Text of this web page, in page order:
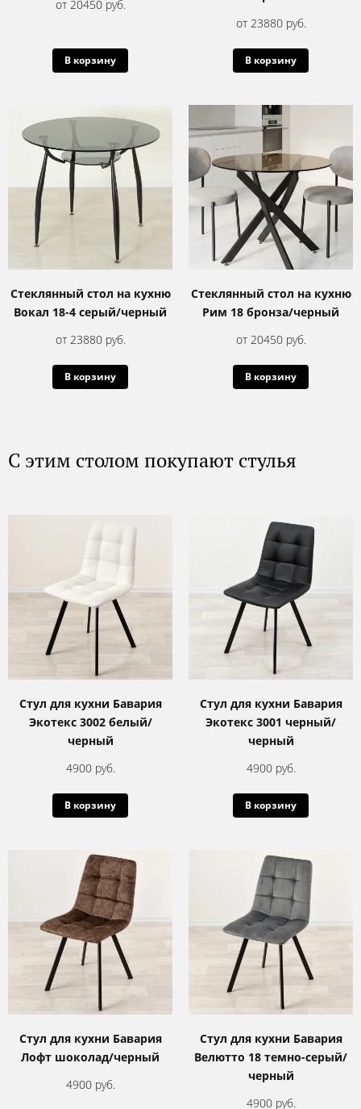
от 20450 руб.
В корзину
от 23880 руб.
В корзину
Стеклянный стол на кухню
Вокал 18-4 серый/черный
от 23880 руб.
В корзину
Стеклянный стол на кухню
Рим 18 бронза/черный
от 20450 руб.
В корзину
С этим столом покупают стулья
Стул для кухни Бавария
Экотекс 3002 белый/
черный
4900 руб.
В корзину
Стул для кухни Бавария
Экотекс 3001 черный/
черный
4900 руб.
В корзину
Стул для кухни Бавария
Лофт шоколад/черный
4900 руб.
Стул для кухни Бавария
Велютто 18 темно-серый/
черный
4900 руб.